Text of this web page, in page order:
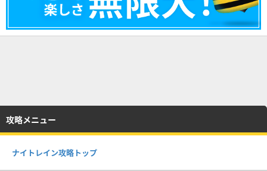
攻略メニュー
ナイトレイン攻略トップ